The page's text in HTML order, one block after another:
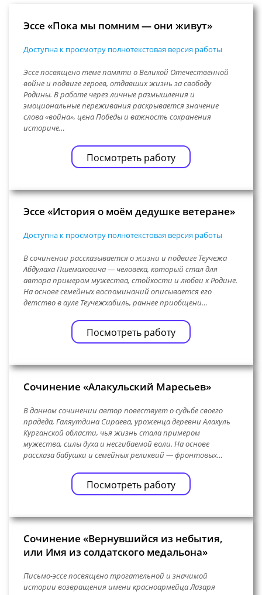
Эссе «Пока мы помним — они живут»
Доступна к просмотру полнотекстовая версия работы
Эссе посвящено теме памяти о Великой Отечественной
войне и подвиге героев, отдавших жизнь за свободу
Родины. В работе через личные размышления и
эмоциональные переживания раскрывается значение
слова «война», цена Победы и важность сохранения
историче…
Посмотреть работу
Эссе «История о моём дедушке ветеране»
Доступна к просмотру полнотекстовая версия работы
В сочинении рассказывается о жизни и подвиге Теучежа
Абдулаха Пшемаховича — человека, который стал для
автора примером мужества, стойкости и любви к Родине.
На основе семейных воспоминаний описывается его
детство в ауле Теучежхабиль, раннее приобщени…
Посмотреть работу
Сочинение «Алакульский Маресьев»
В данном сочинении автор повествует о судьбе своего
прадеда, Галяутдина Сираева, уроженца деревни Алакуль
Курганской области, чья жизнь стала примером
мужества, силы духа и несгибаемой воли. На основе
рассказа бабушки и семейных реликвий — фронтовых…
Посмотреть работу
Сочинение «Вернувшийся из небытия,
или Имя из солдатского медальона»
Письмо-эссе посвящено трогательной и значимой
истории возвращения имени красноармейца Лазаря